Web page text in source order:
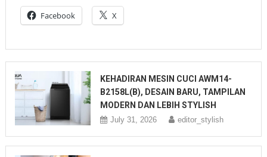
Facebook X
KEHADIRAN MESIN CUCI AWM14-
B2158L(B), DESAIN BARU, TAMPILAN
MODERN DAN LEBIH STYLISH
July 31, 2026 editor_stylish